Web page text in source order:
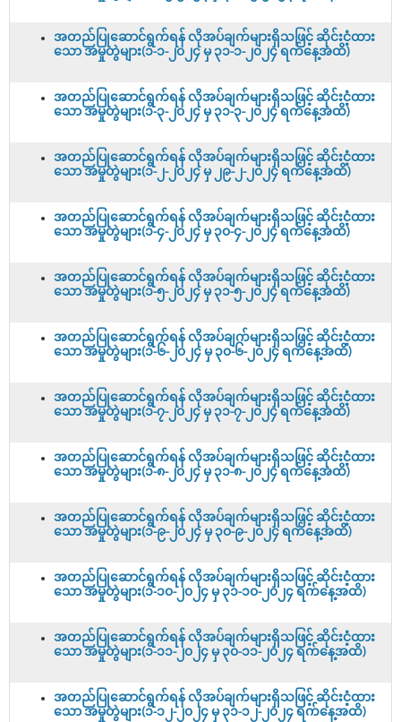
အတည်ပြုဆောင်ရွက်ရန် လိုအပ်ချက်များရှိသဖြင့် ဆိုင်းငံ့ထား
သော အမှုတွဲများ(၁-၁-၂၀၂၄ မှ ၃၁-၁-၂၀၂၄ ရက်နေ့အထိ)
အတည်ပြုဆောင်ရွက်ရန် လိုအပ်ချက်များရှိသဖြင့် ဆိုင်းငံ့ထား
သော အမှုတွဲများ(၁-၃-၂၀၂၄ မှ ၃၁-၃-၂၀၂၄ ရက်နေ့အထိ)
အတည်ပြုဆောင်ရွက်ရန် လိုအပ်ချက်များရှိသဖြင့် ဆိုင်းငံ့ထား
သော အမှုတွဲများ(၁-၂-၂၀၂၄ မှ ၂၉-၂-၂၀၂၄ ရက်နေ့အထိ)
အတည်ပြုဆောင်ရွက်ရန် လိုအပ်ချက်များရှိသဖြင့် ဆိုင်းငံ့ထား
သော အမှုတွဲများ(၁-၄-၂၀၂၄ မှ ၃၀-၄-၂၀၂၄ ရက်နေ့အထိ)
အတည်ပြုဆောင်ရွက်ရန် လိုအပ်ချက်များရှိသဖြင့် ဆိုင်းငံ့ထား
သော အမှုတွဲများ(၁-၅-၂၀၂၄ မှ ၃၁-၅-၂၀၂၄ ရက်နေ့အထိ)
အတည်ပြုဆောင်ရွက်ရန် လိုအပ်ချက်များရှိသဖြင့် ဆိုင်းငံ့ထား
သော အမှုတွဲများ(၁-၆-၂၀၂၄ မှ ၃၀-၆-၂၀၂၄ ရက်နေ့အထိ)
အတည်ပြုဆောင်ရွက်ရန် လိုအပ်ချက်များရှိသဖြင့် ဆိုင်းငံ့ထား
သော အမှုတွဲများ(၁-၇-၂၀၂၄ မှ ၃၁-၇-၂၀၂၄ ရက်နေ့အထိ)
အတည်ပြုဆောင်ရွက်ရန် လိုအပ်ချက်များရှိသဖြင့် ဆိုင်းငံ့ထား
သော အမှုတွဲများ(၁-၈-၂၀၂၄ မှ ၃၁-၈-၂၀၂၄ ရက်နေ့အထိ)
အတည်ပြုဆောင်ရွက်ရန် လိုအပ်ချက်များရှိသဖြင့် ဆိုင်းငံ့ထား
သော အမှုတွဲများ(၁-၉-၂၀၂၄ မှ ၃၀-၉-၂၀၂၄ ရက်နေ့အထိ)
အတည်ပြုဆောင်ရွက်ရန် လိုအပ်ချက်များရှိသဖြင့် ဆိုင်းငံ့ထား
သော အမှုတွဲများ(၁-၁၀-၂၀၂၄ မှ ၃၁-၁၀-၂၀၂၄ ရက်နေ့အထိ)
အတည်ပြုဆောင်ရွက်ရန် လိုအပ်ချက်များရှိသဖြင့် ဆိုင်းငံ့ထား
သော အမှုတွဲများ(၁-၁၁-၂၀၂၄ မှ ၃၀-၁၁-၂၀၂၄ ရက်နေ့အထိ)
အတည်ပြုဆောင်ရွက်ရန် လိုအပ်ချက်များရှိသဖြင့် ဆိုင်းငံ့ထား
သော အမှုတွဲများ(၁-၁၂-၂၀၂၄ မှ ၃၁-၁၂-၂၀၂၄ ရက်နေ့အထိ)